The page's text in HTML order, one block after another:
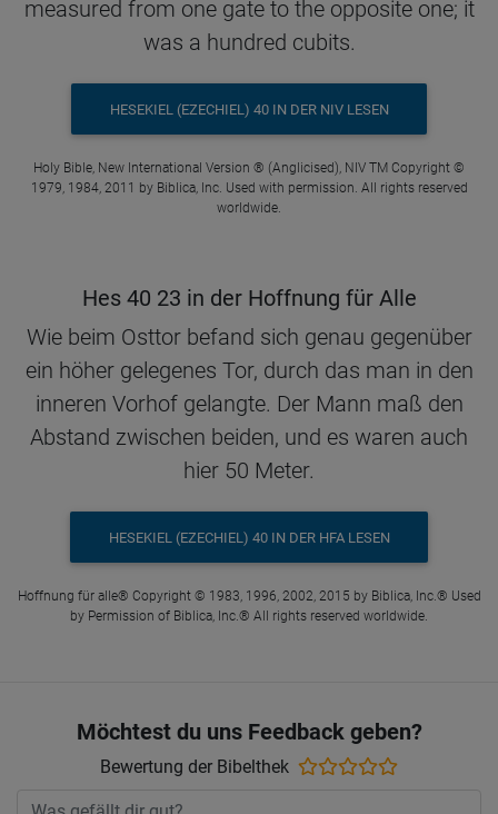
measured from one gate to the opposite one; it
was a hundred cubits.
HESEKIEL (EZECHIEL) 40 IN DER NIV LESEN
Holy Bible, New International Version ® (Anglicised), NIV TM Copyright ©
1979, 1984, 2011 by Biblica, Inc. Used with permission. All rights reserved
worldwide.
Hes 40 23 in der Hoffnung für Alle
Wie beim Osttor befand sich genau gegenüber
ein höher gelegenes Tor, durch das man in den
inneren Vorhof gelangte. Der Mann maß den
Abstand zwischen beiden, und es waren auch
hier 50 Meter.
HESEKIEL (EZECHIEL) 40 IN DER HFA LESEN
Hoffnung für alle® Copyright © 1983, 1996, 2002, 2015 by Biblica, Inc.® Used
by Permission of Biblica, Inc.® All rights reserved worldwide.
Möchtest du uns Feedback geben?
Bewertung der Bibelthek